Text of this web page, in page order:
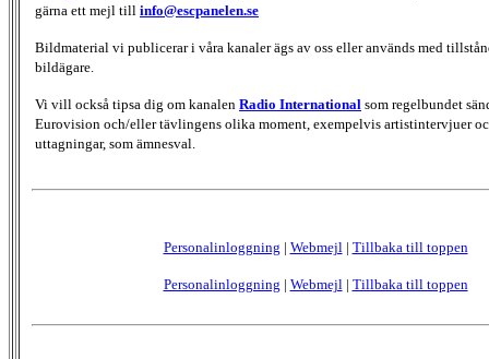
gärna ett mejl till info@escpanelen.se
Bildmaterial vi publicerar i våra kanaler ägs av oss eller används med
bildägare.
Vi vill också tipsa dig om kanalen Radio International som regelbundet
Eurovision och/eller tävlingens olika moment, exempelvis artistintervjuer
uttagningar, som ämnesval.
Personalinloggning | Webmejl | Tillbaka till toppen
Personalinloggning | Webmejl | Tillbaka till toppen